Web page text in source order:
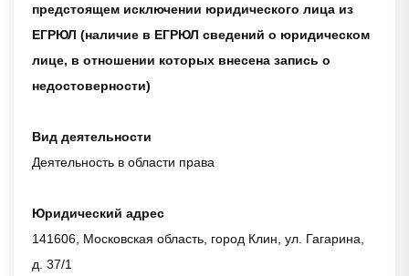
предстоящем исключении юридического лица из
ЕГРЮЛ (наличие в ЕГРЮЛ сведений о юридическом
лице, в отношении которых внесена запись о
недостоверности)
Вид деятельности
Деятельность в области права
Юридический адрес
141606, Московская область, город Клин, ул. Гагарина,
д. 37/1